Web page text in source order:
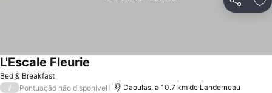
Partilhar
Bed & Breakfast
L'Escale Fleurie
/ Pontuação não disponível Daoulas, a 10.7 km de Landerneau